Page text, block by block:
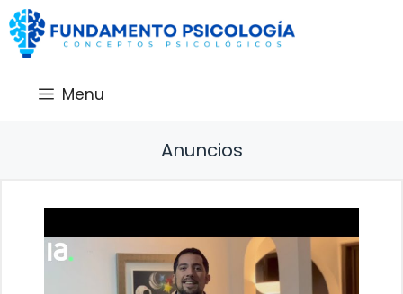
Saltar
al
contenido
Menu
Anuncios